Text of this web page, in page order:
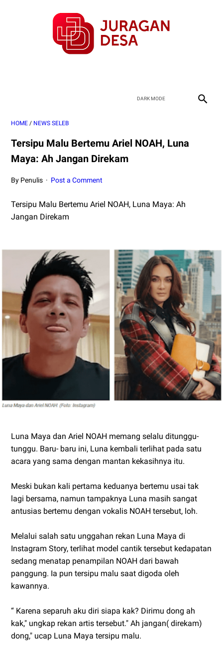
HOME / NEWS SELEB
Tersipu Malu Bertemu Ariel NOAH, Luna
Maya: Ah Jangan Direkam
By Penulis Post a Comment
Tersipu Malu Bertemu Ariel NOAH, Luna Maya: Ah
Jangan Direkam
Luna Maya dan Ariel NOAH memang selalu ditunggu-
tunggu. Baru- baru ini, Luna kembali terlihat pada satu
acara yang sama dengan mantan kekasihnya itu.
Meski bukan kali pertama keduanya bertemu usai tak
lagi bersama, namun tampaknya Luna masih sangat
antusias bertemu dengan vokalis NOAH tersebut, loh.
Melalui salah satu unggahan rekan Luna Maya di
Instagram Story, terlihat model cantik tersebut kedapatan
sedang menatap penampilan NOAH dari bawah
panggung. Ia pun tersipu malu saat digoda oleh
kawannya.
“ Karena separuh aku diri siapa kak? Dirimu dong ah
kak," ungkap rekan artis tersebut." Ah jangan( direkam)
dong," ucap Luna Maya tersipu malu.